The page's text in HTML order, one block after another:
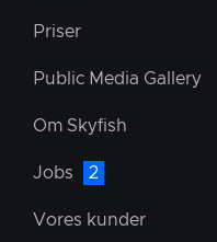
Priser
Public Media Gallery
Om Skyfish
Jobs 2
Vores kunder